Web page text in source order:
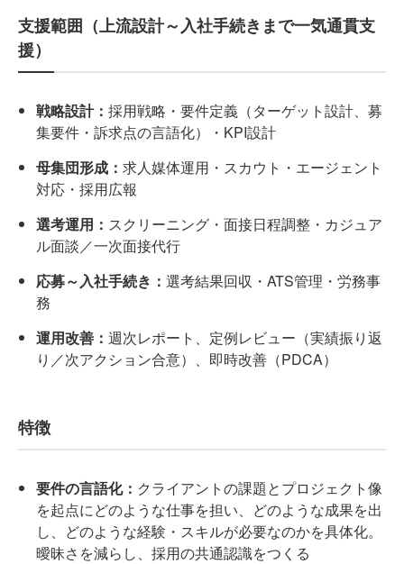
支援範囲（上流設計～入社手続きまで一気通貫支
援）
戦略設計： 採用戦略・要件定義（ターゲット設計、募
集要件・訴求点の言語化）・KPI設計
母集団形成： 求人媒体運用・スカウト・エージェント
対応・採用広報
選考運用： スクリーニング・面接日程調整・カジュア
ル面談／一次面接代行
応募～入社手続き： 選考結果回収・ATS管理・労務事
務
運用改善： 週次レポート、定例レビュー（実績振り返
り／次アクション合意）、即時改善（PDCA）
特徴
要件の言語化： クライアントの課題とプロジェクト像
を起点にどのような仕事を担い、どのような成果を出
し、どのような経験・スキルが必要なのかを具体化。
曖昧さを減らし、採用の共通認識をつくる